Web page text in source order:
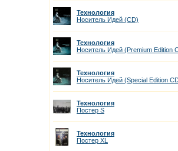
Технология
Носитель Идей (CD)
Технология
Носитель Идей (Premium Edition
Технология
Носитель Идей (Special Edition
Технология
Постер S
Технология
Постер XL